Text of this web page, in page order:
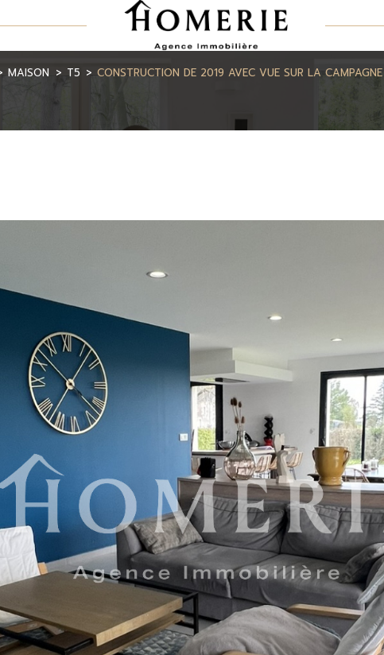
MAISON T5 CONSTRUCTION DE 2019 AVEC VUE SUR LA